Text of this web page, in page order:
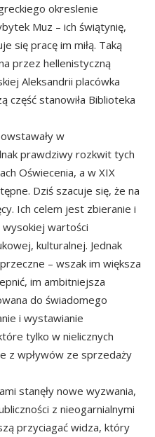
okreslenie
Muz – ich świątynię,
się pracę im miłą. Taką
przez hellenistyczną
Aleksandrii placówka
część stanowiła Biblioteka
w
prawdziwy rozkwit tych
Oświecenia, a w XIX
Dziś szacuje się, że na
Ich celem jest zbieranie i
wartości
kulturalnej. Jednak
– wszak im większa
im ambitniejsza
do świadomego
i wystawianie
tylko w nielicznych
z wpływów ze sprzedaży
stanęły nowe wyzwania,
z nieogarnialnymi
przyciagać widza, który